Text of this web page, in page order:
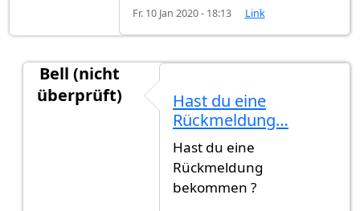
Fr. 10 Jan 2020 - 18:13 Link
Bell (nicht
überprüft)
vonBill (nicht überprüft)
Hast du eine
Rückmeldung…
Hast du eine
Rückmeldung
bekommen ?